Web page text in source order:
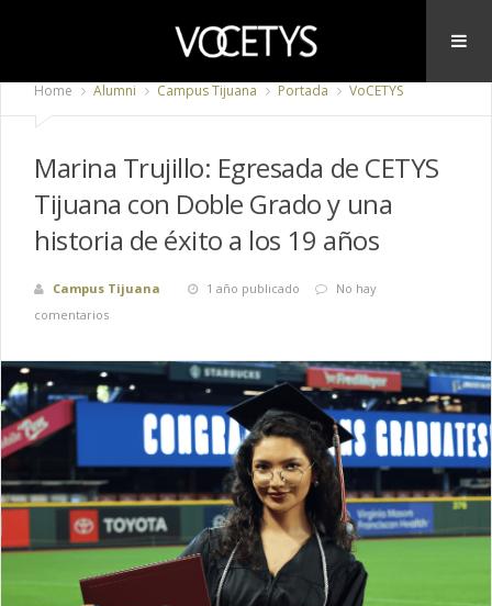
Home Alumni Campus Tijuana Portada VoCETYS
Marina Trujillo: Egresada de CETYS
Tijuana con Doble Grado y una
historia de éxito a los 19 años
Campus Tijuana 1 año publicado
No hay
comentarios